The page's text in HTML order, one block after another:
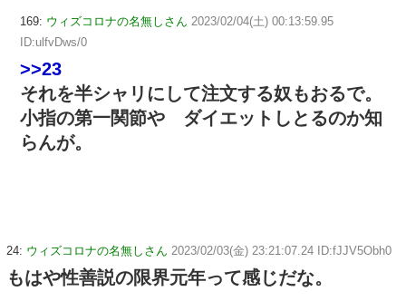
169: ウィズコロナの名無しさん 2023/02/04(土) 00:13:59.95
ID:ulfvDws/0
>>23
それを半シャリにして注文する奴もおるで。
小指の第一関節や ダイエットしとるのか知
らんが。
24: ウィズコロナの名無しさん 2023/02/03(金) 23:21:07.24 ID:fJJV5Obh0
もはや性善説の限界元年って感じだな。